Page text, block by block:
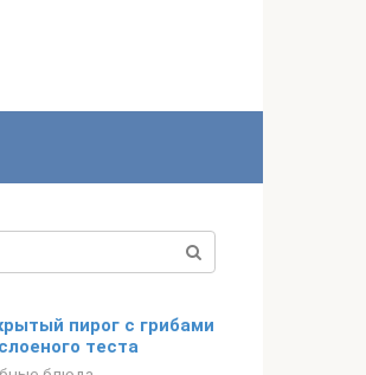
пирог с грибами
теста